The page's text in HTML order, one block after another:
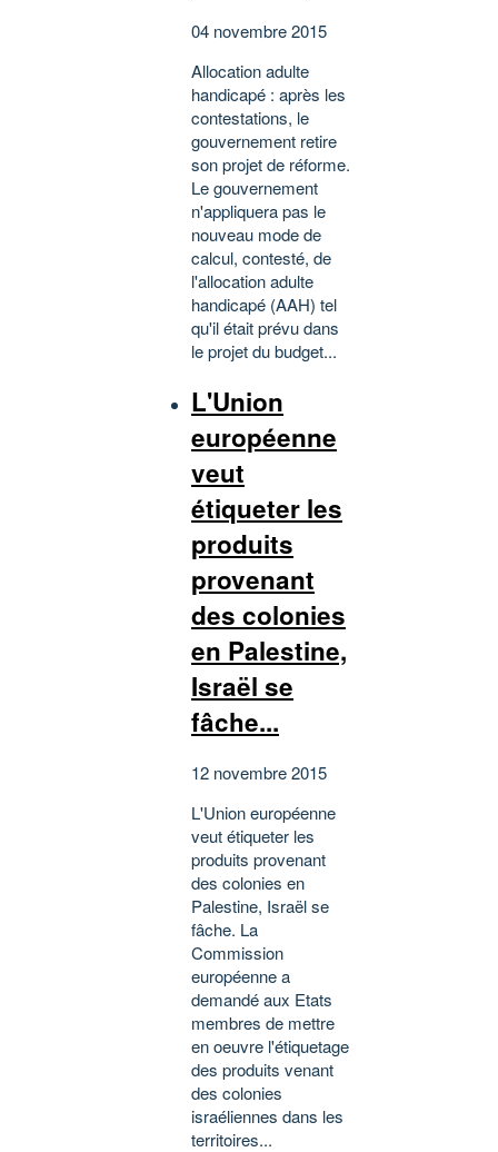
04 novembre 2015
Allocation adulte
handicapé : après les
contestations, le
gouvernement retire
son projet de réforme.
Le gouvernement
n'appliquera pas le
nouveau mode de
calcul, contesté, de
l'allocation adulte
handicapé (AAH) tel
qu'il était prévu dans
le projet du budget...
L'Union
européenne
veut
étiqueter les
produits
provenant
des colonies
en Palestine,
Israël se
fâche...
12 novembre 2015
L'Union européenne
veut étiqueter les
produits provenant
des colonies en
Palestine, Israël se
fâche. La
Commission
européenne a
demandé aux Etats
membres de mettre
en oeuvre l'étiquetage
des produits venant
des colonies
israéliennes dans les
territoires...